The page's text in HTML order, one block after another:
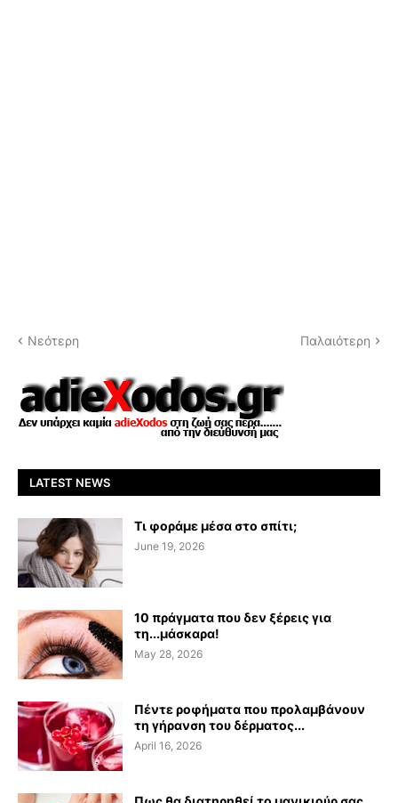
Νεότερη Παλαιότερη
LATEST NEWS
Τι φοράμε μέσα στο σπίτι;
June 19, 2026
10 πράγματα που δεν ξέρεις για
τη...μάσκαρα!
May 28, 2026
Πέντε ροφήματα που προλαμβάνουν
τη γήρανση του δέρματος...
April 16, 2026